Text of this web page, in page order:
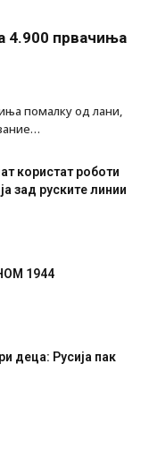
4.900 првачиња
помалку од лани,
користат роботи
зад руските линии
1944
деца: Русија пак